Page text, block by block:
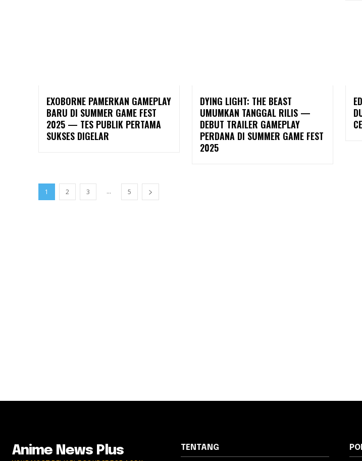
EXOBORNE PAMERKAN GAMEPLAY
BARU DI SUMMER GAME FEST
2025 — TES PUBLIK PERTAMA
SUKSES DIGELAR
DYING LIGHT: THE BEAST
UMUMKAN TANGGAL RILIS —
DEBUT TRAILER GAMEPLAY
PERDANA DI SUMMER GAME FEST
2025
1 2 3 ... 5
Anime News Plus TENTANG